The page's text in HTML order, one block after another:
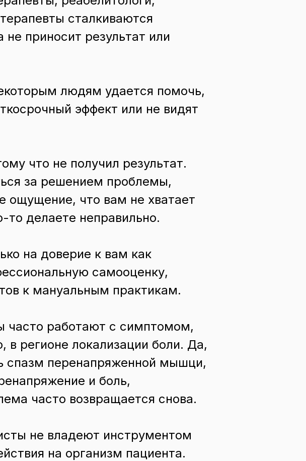
сталкиваются
не приносит результат или
людям удается помочь,
эффект или не видят
что не получил результат.
за решением проблемы,
ощущение, что вам не хватает
то делаете неправильно.
на доверие к вам как
самооценку,
к мануальным практикам.
часто работают с симптомом,
в регионе локализации боли. Да,
спазм перенапряженной мышци,
и боль,
часто возвращается снова.
не владеют инструментом
на организм пациента.